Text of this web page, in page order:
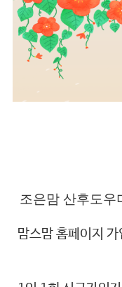
조은맘 산후도우
맘스맘 홈페이지 가